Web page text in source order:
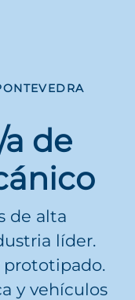
de
de alta
líder.
prototipado.
y vehículos